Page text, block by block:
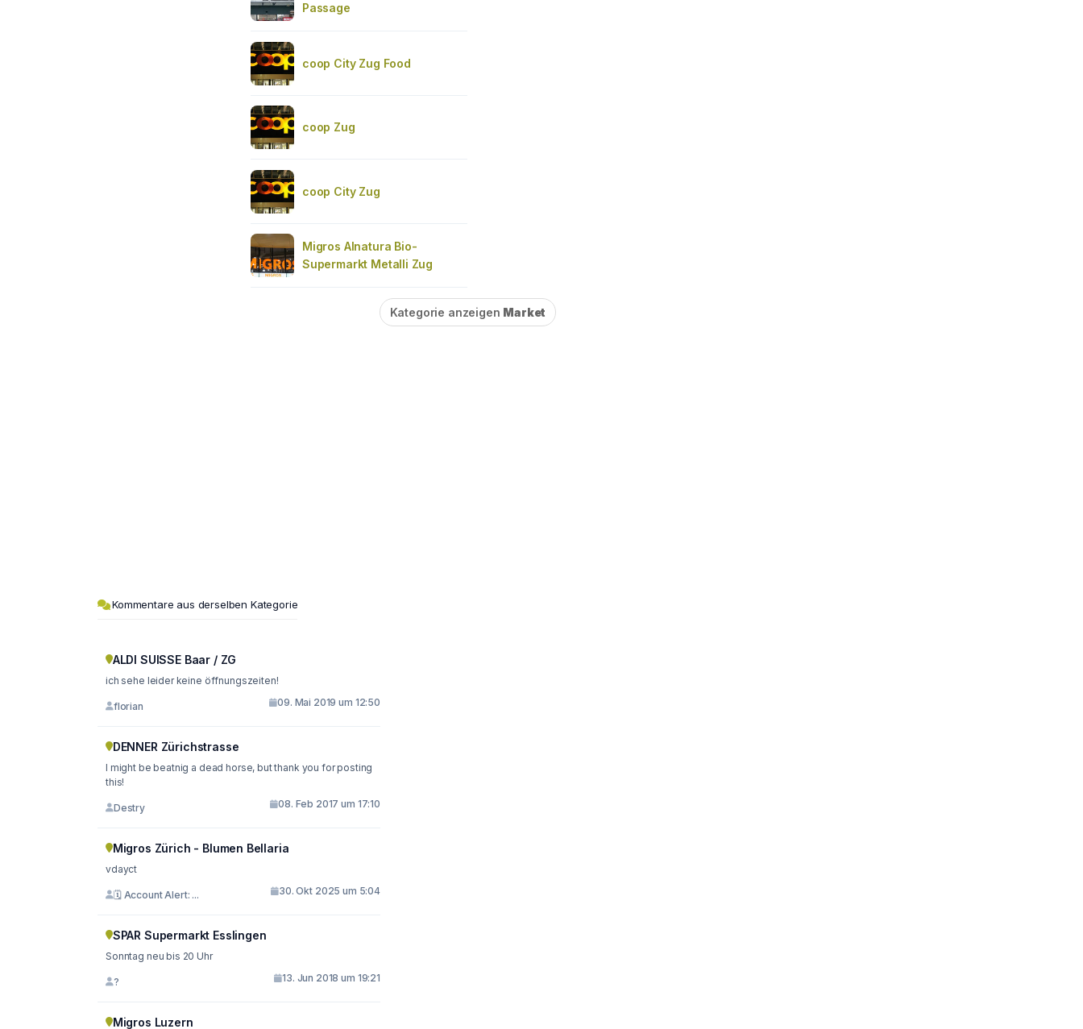
Passage
coop City Zug Food
coop Zug
coop City Zug
Migros Alnatura Bio-
Supermarkt Metalli Zug
Kategorie anzeigen Market
Kommentare aus derselben Kategorie
ALDI SUISSE Baar / ZG
ich sehe leider keine öffnungszeiten!
florian 09. Mai 2019 um 12:50
DENNER Zürichstrasse
I might be beatnig a dead horse, but thank you for posting
this!
Destry 08. Feb 2017 um 17:10
Migros Zürich - Blumen Bellaria
vdayct
🗓 Account Alert: ... 30. Okt 2025 um 5:04
SPAR Supermarkt Esslingen
Sonntag neu bis 20 Uhr
? 13. Jun 2018 um 19:21
Migros Luzern